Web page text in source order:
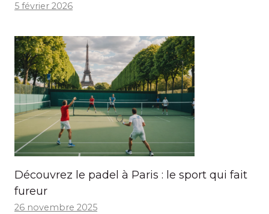
5 février 2026
Découvrez le padel à Paris : le sport qui fait
fureur
26 novembre 2025